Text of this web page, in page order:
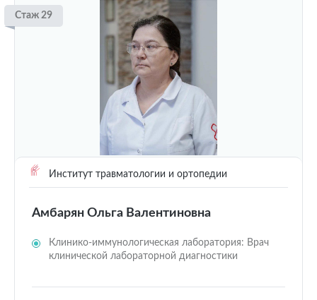
Стаж 29
Институт травматологии и ортопедии
Амбарян Ольга Валентиновна
Клинико-иммунологическая лаборатория: Врач
клинической лабораторной диагностики